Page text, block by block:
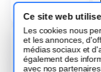
Ce site web
Les cookies nous
et les annonces,
médias sociaux et
également des
avec nos